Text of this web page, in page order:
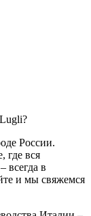
России.
где вся
всегда в
и мы свяжемся